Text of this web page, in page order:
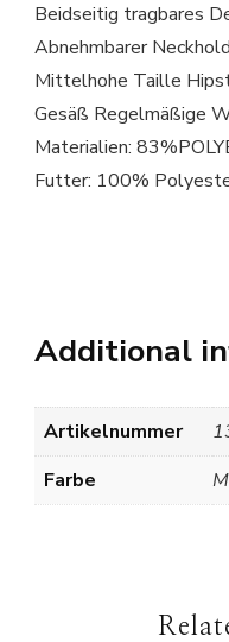
Beidseitig tragbares
Abnehmbarer
Mittelhohe Taille
Gesäß Regelmäßige
Materialien:
Futter: 100%
Additional
Artikelnummer
Farbe